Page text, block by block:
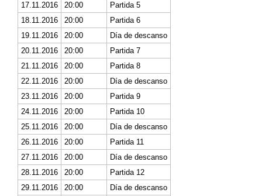
17.11.2016
20:00
Partida 5
18.11.2016
20:00
Partida 6
19.11.2016
20:00
Día de descanso
20.11.2016
20:00
Partida 7
21.11.2016
20:00
Partida 8
22.11.2016
20:00
Día de descanso
23.11.2016
20:00
Partida 9
24.11.2016
20:00
Partida 10
25.11.2016
20:00
Día de descanso
26.11.2016
20:00
Partida 11
27.11.2016
20:00
Día de descanso
28.11.2016
20:00
Partida 12
29.11.2016
20:00
Día de descanso